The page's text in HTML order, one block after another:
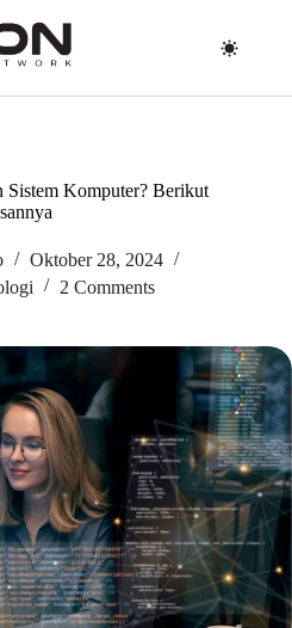
Sistem Komputer? Berikut
Oktober 28, 2024
2 Comments